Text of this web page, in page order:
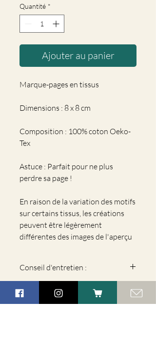
Quantité *
Ajouter au panier
Marque-pages en tissus
Dimensions : 8 x 8 cm
Composition : 100% coton Oeko-
Tex
Astuce : Parfait pour ne plus
perdre sa page !
En raison de la variation des motifs
sur certains tissus, les créations
peuvent être légèrement
différentes des images de l'aperçu
Conseil d'entretien :
Ne pas mettre au sèche-linge